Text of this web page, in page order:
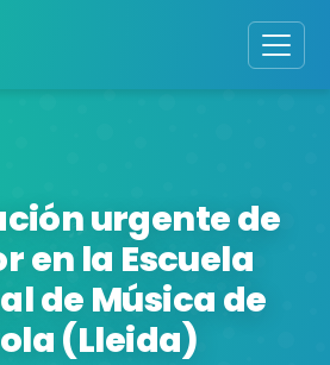
urgente de
en la Escuela
de Música de
(Lleida)